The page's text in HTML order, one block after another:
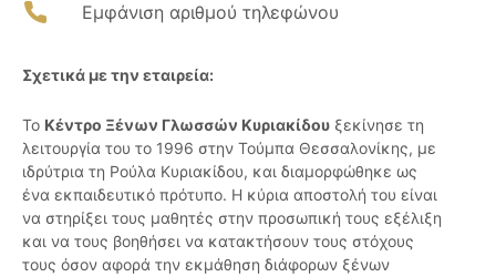
Εμφάνιση αριθμού τηλεφώνου
Σχετικά με την εταιρεία:
Το Κέντρο Ξένων Γλωσσών Κυριακίδου ξεκίνησε τη
λειτουργία του το 1996 στην Τούμπα Θεσσαλονίκης, με
ιδρύτρια τη Ρούλα Κυριακίδου, και διαμορφώθηκε ως
ένα εκπαιδευτικό πρότυπο. Η κύρια αποστολή του είναι
να στηρίξει τους μαθητές στην προσωπική τους εξέλιξη
και να τους βοηθήσει να κατακτήσουν τους στόχους
τους όσον αφορά την εκμάθηση διάφορων ξένων